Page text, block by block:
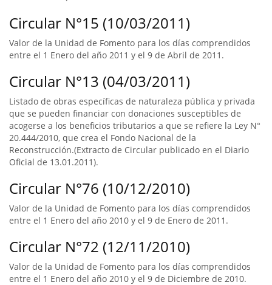
Circular N°15 (10/03/2011)
Valor de la Unidad de Fomento para los días comprendidos
entre el 1 Enero del año 2011 y el 9 de Abril de 2011.
Circular N°13 (04/03/2011)
Listado de obras específicas de naturaleza pública y privada
que se pueden financiar con donaciones susceptibles de
acogerse a los beneficios tributarios a que se refiere la Ley N°
20.444/2010, que crea el Fondo Nacional de la
Reconstrucción.(Extracto de Circular publicado en el Diario
Oficial de 13.01.2011).
Circular N°76 (10/12/2010)
Valor de la Unidad de Fomento para los días comprendidos
entre el 1 Enero del año 2010 y el 9 de Enero de 2011.
Circular N°72 (12/11/2010)
Valor de la Unidad de Fomento para los días comprendidos
entre el 1 Enero del año 2010 y el 9 de Diciembre de 2010.